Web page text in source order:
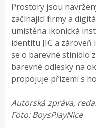
Prostory jsou
začínající firmy a
umístěna ikonická
identitu JIC a
se o barevné stínidlo
barevné odlesky na
propojuje přízemí s
Autorská zpráva,
Foto: BoysPlayNice